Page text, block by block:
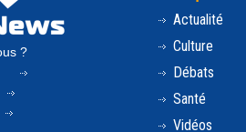
?
Actualité
Culture
Débats
Santé
Vidéos